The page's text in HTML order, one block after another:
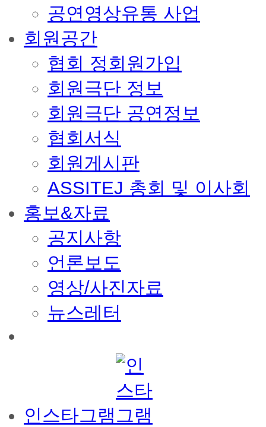
공연영상유통 사업
회원공간
협회 정회원가입
회원극단 정보
회원극단 공연정보
협회서식
회원게시판
ASSITEJ 총회 및 이사회
홍보&자료
공지사항
언론보도
영상/사진자료
뉴스레터
인스타그램